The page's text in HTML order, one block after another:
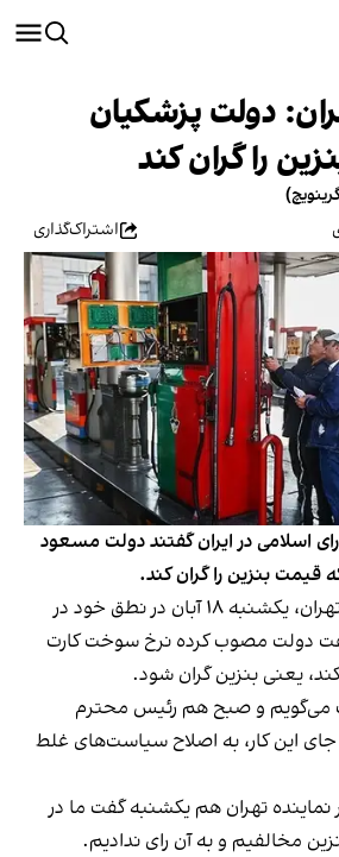
دولت پزشکیان
را گران کند
اشتراک‌گذاری
اسلامی در ایران گفتند دولت مسعود
بنزین را گران کند.
حمید رسایی، نماینده تهران، یکشنبه ۱۸ آبان در نطق خود در
مصوب کرده نرخ سوخت کارت
یعنی بنزین گران شود.
می‌گویم و صبح هم رئیس محترم
این کار، به اصلاح سیاست‌های غلط
نماینده تهران هم یکشنبه گفت ما در
مخالفیم و به آن رای ندادیم.